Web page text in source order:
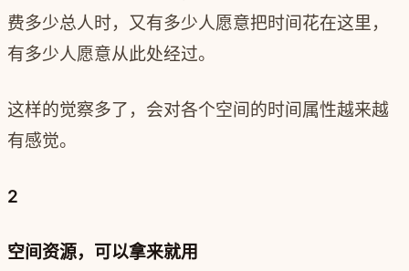
费多少总人时，又有多少人愿意把时间花在这里，
有多少人愿意从此处经过。
这样的觉察多了，会对各个空间的时间属性越来越
有感觉。
2
空间资源，可以拿来就用